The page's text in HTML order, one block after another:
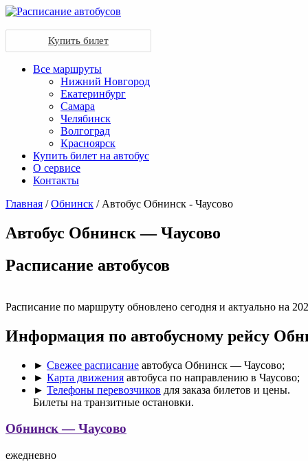
Купить билет
Все маршруты
Нижний Новгород
Екатеринбург
Самара
Челябинск
Волгоград
Красноярск
Купить билет на автобус
О сервисе
Контакты
Главная /Обнинск / Автобус Обнинск - Чаусово
Автобус Обнинск — Чаусово
Раcписание автобусов
Расписание по маршруту обновлено сегодня и актуально на
Информация по автобусному рейсу
► Свежее расписание автобуса Обнинск — Чаусово;
► Карта движения автобуса по направлению в Чаусово;
► Телефоны перевозчиков для заказа билетов и цены.
Билеты на транзитные остановки.
Обнинск — Чаусово
ежедневно